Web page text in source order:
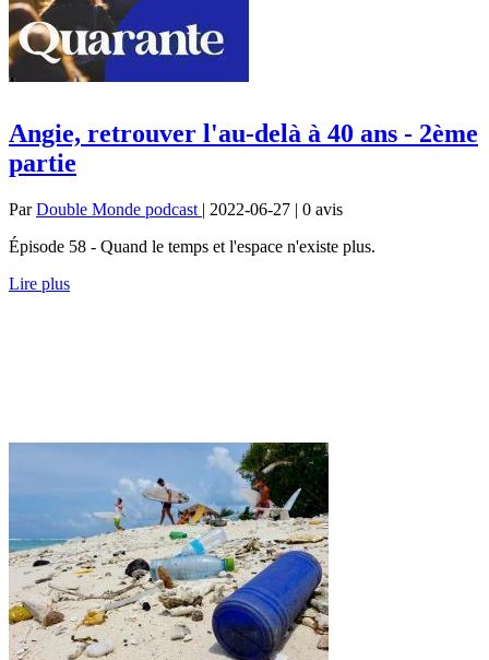
Angie, retrouver l'au-delà à 40 ans - 2ème
partie
ParDouble Monde podcast | 2022-06-27 | 0 avis
Épisode 58 - Quand le temps et l'espace n'existe plus.
Lire plus